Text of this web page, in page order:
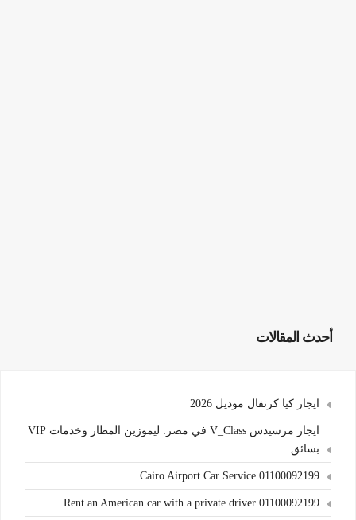
أحدث المقالات
ايجار كيا كرنفال موديل 2026
ايجار مرسيدس V_Class في مصر: ليموزين المطار وخدمات VIP
بسائق
Cairo Airport Car Service 01100092199
Rent an American car with a private driver 01100092199